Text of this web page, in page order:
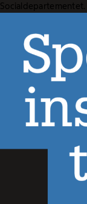
Socialdepartementet.